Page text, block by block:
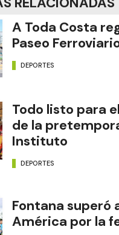
A Toda Costa
Paseo
DEPORTES
Todo listo para
de la
Instituto
DEPORTES
Fontana superó
América por la